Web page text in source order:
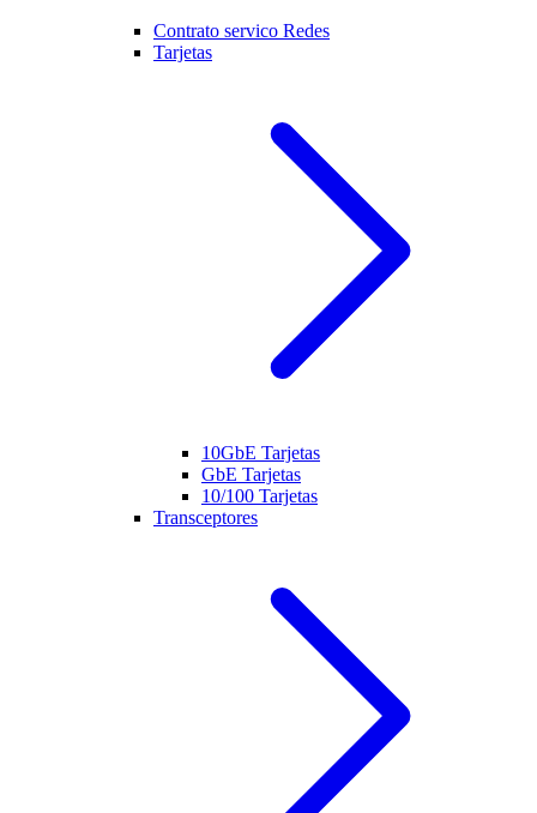
Contrato servico Redes
Tarjetas
10GbE Tarjetas
GbE Tarjetas
10/100 Tarjetas
Transceptores